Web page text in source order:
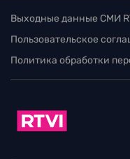
Выходные данные СМИ
Пользовательское
Политика обработки